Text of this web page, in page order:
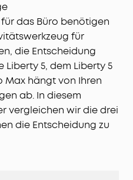
das Büro benötigen
für
die Entscheidung
5, dem Liberty 5
Max hängt von Ihren
ab. In diesem
vergleichen wir die drei
die Entscheidung zu